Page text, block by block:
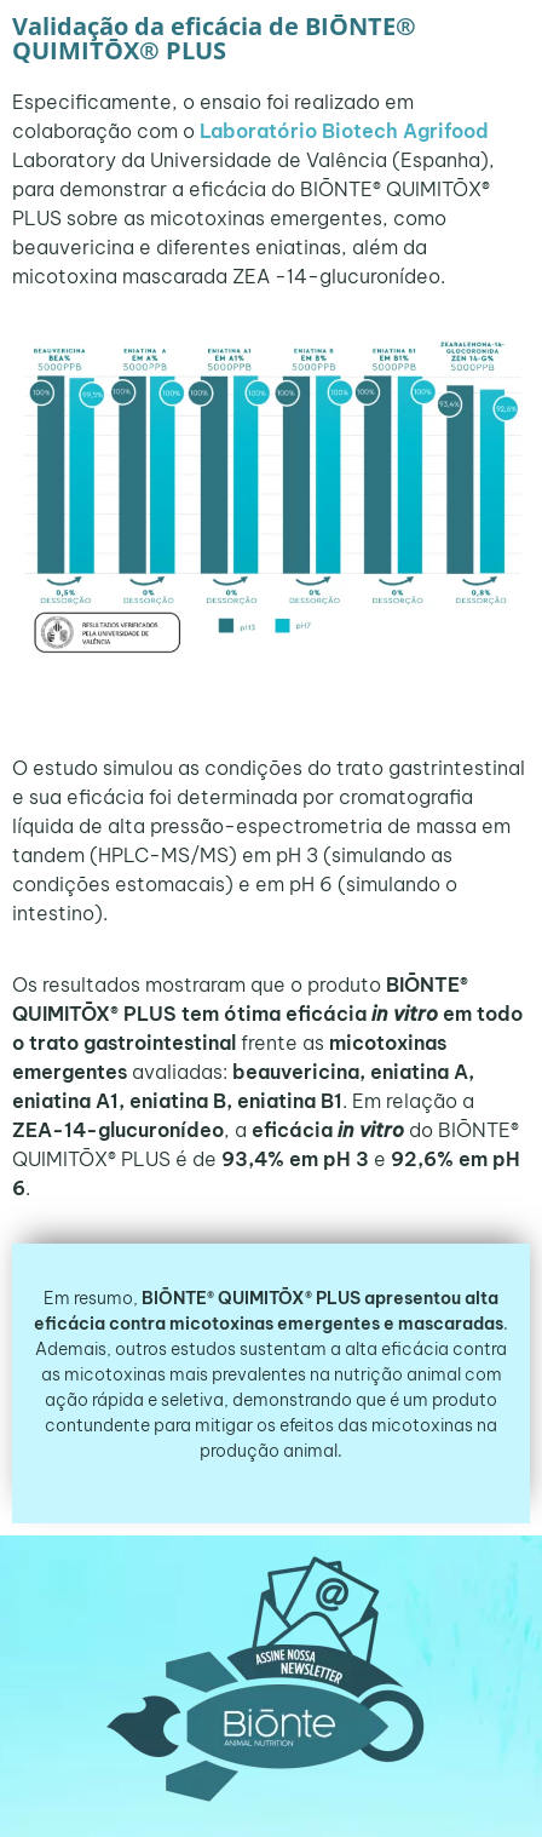
Validação da eficácia de BIŌNTE®
QUIMITŌX® PLUS
Especificamente, o ensaio foi realizado em
colaboração com o Laboratório Biotech Agrifood
Laboratory da Universidade de Valência (Espanha),
para demonstrar a eficácia do BIŌNTE® QUIMITŌX®
PLUS sobre as micotoxinas emergentes, como
beauvericina e diferentes eniatinas, além da
micotoxina mascarada ZEA -14-glucuronídeo.
O estudo simulou as condições do trato gastrintestinal
e sua eficácia foi determinada por cromatografia
líquida de alta pressão-espectrometria de massa em
tandem (HPLC-MS/MS) em pH 3 (simulando as
condições estomacais) e em pH 6 (simulando o
intestino).
Os resultados mostraram que o produto BIŌNTE®
QUIMITŌX® PLUS tem ótima eficácia in vitro em todo
o trato gastrointestinal frente as micotoxinas
emergentes avaliadas: beauvericina, eniatina A,
eniatina A1, eniatina B, eniatina B1. Em relação a
ZEA-14-glucuronídeo, a eficácia in vitro do BIŌNTE®
QUIMITŌX® PLUS é de 93,4% em pH 3 e 92,6% em pH
6.
Em resumo, BIŌNTE® QUIMITŌX® PLUS apresentou alta
eficácia contra micotoxinas emergentes e mascaradas.
Ademais, outros estudos sustentam a alta eficácia contra
as micotoxinas mais prevalentes na nutrição animal com
ação rápida e seletiva, demonstrando que é um produto
contundente para mitigar os efeitos das micotoxinas na
produção animal.